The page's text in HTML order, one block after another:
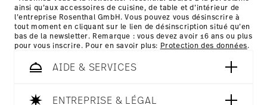
ici
ainsi qu’aux accessoires de cuisine, de table et d’intérieur de
l’entreprise Rosenthal GmbH. Vous pouvez vous désinscrire à
tout moment en cliquant sur le lien de désinscription situé qu’en
bas de la newsletter. Remarque : vous devez avoir 16 ans ou plus
pour vous inscrire. Pour en savoir plus: Protection des données.
AIDE & SERVICES
ENTREPRISE & LÉGAL